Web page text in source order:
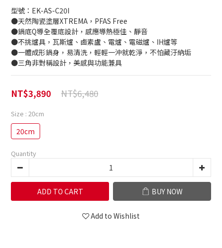
型號：EK-AS-C20I
●天然陶瓷塗層XTREMA，PFAS Free
●鍋底Q導全覆底設計，感應導熱極佳、靜音
●不挑爐具，瓦斯爐、鹵素盧、電爐、電磁爐、IH爐等
●一體成形鍋身，易清洗，輕輕一沖就乾淨，不怕藏汙納垢
●三角非對稱設計，美感與功能兼具
NT$6,480
NT$3,890
Size : 20cm
20cm
Quantity
ADD TO CART BUY NOW
Add to Wishlist